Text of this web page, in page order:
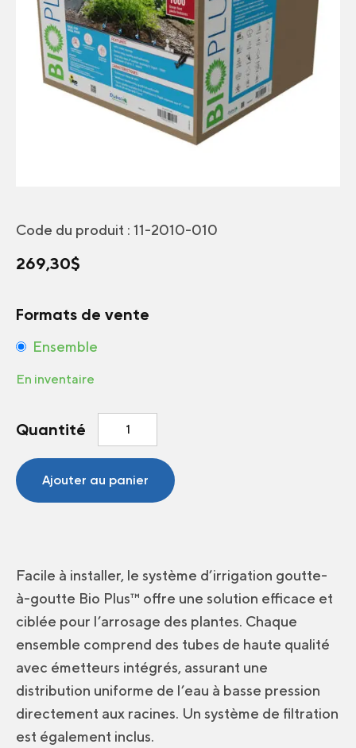
Code du produit : 11-2010-010
269,30$
Formats de vente
Ensemble
En inventaire
Quantité
quantité
Ensemble
d'irrigation
1000'
Bio
Ajouter au panier
Facile à installer, le système d’irrigation goutte-
à-goutte Bio Plus™ offre une solution efficace et
ciblée pour l’arrosage des plantes. Chaque
ensemble comprend des tubes de haute qualité
avec émetteurs intégrés, assurant une
distribution uniforme de l’eau à basse pression
directement aux racines. Un système de filtration
est également inclus.